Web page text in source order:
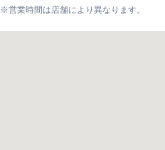
※営業時間は店舗により異なります。